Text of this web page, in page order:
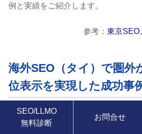
例と実績をご紹介します。
参考： 東京SEO
海外SEO（タイ）で圏外
位表示を実現した成功事
SEO/LLMO
無料診断
お問合せ